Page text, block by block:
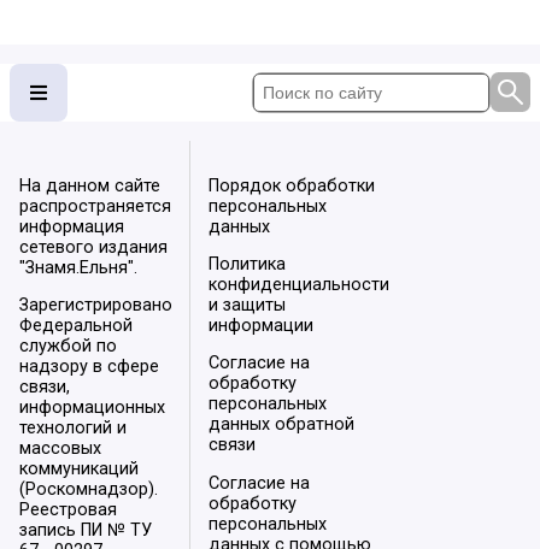
На данном сайте
распространяется
информация
сетевого издания
"Знамя.Ельня".
Зарегистрировано
Федеральной
службой по
надзору в сфере
связи,
информационных
технологий и
массовых
коммуникаций
(Роскомнадзор).
Реестровая
запись ПИ № ТУ
Порядок обработки
персональных
данных
Политика
конфиденциальности
и защиты
информации
Согласие на
обработку
персональных
данных обратной
связи
Согласие на
обработку
персональных
данных с помощью